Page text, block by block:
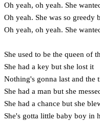
Oh yeah, oh yeah. She
Oh yeah. She was so greedy
Oh yeah, oh yeah. She
She used to be the queen of
She had a key but she lost it
Nothing's gonna last and the
She had a man but she
She had a chance but she
She's gotta little baby boy in